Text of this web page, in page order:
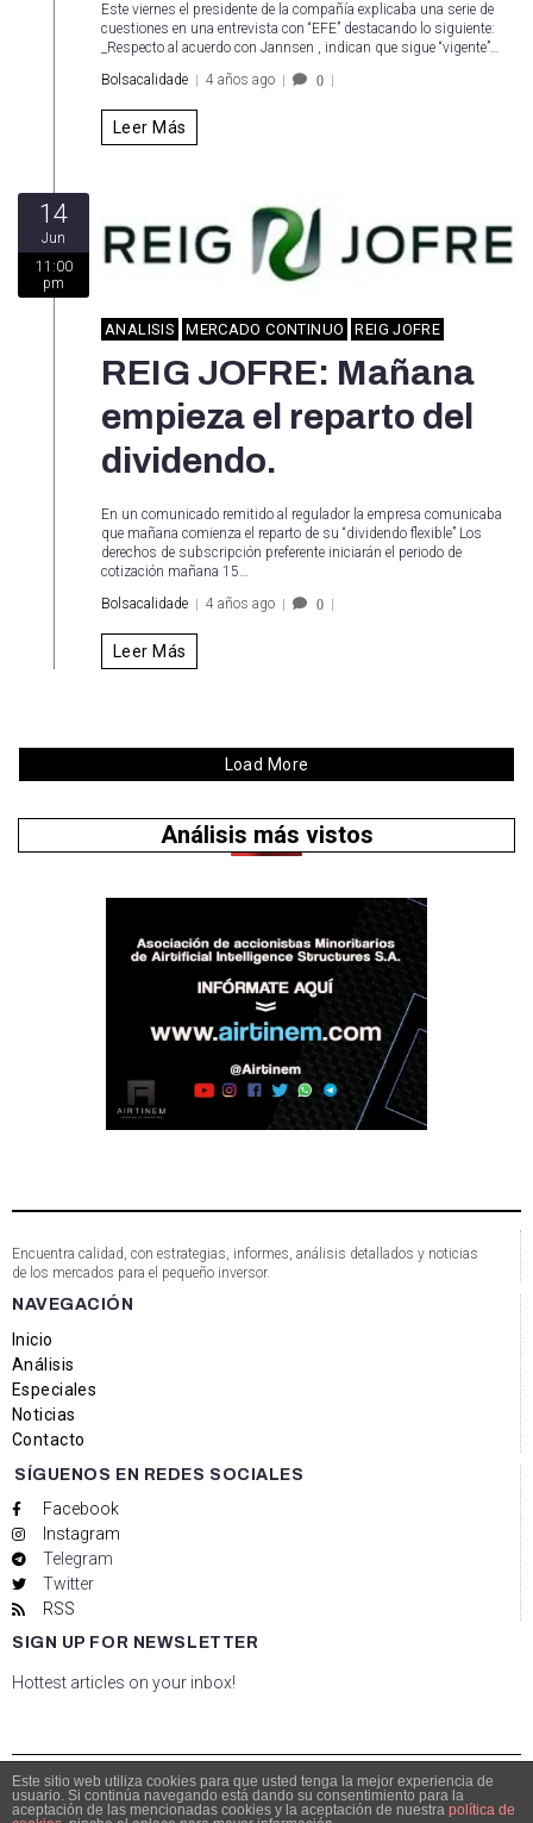
Este viernes el presidente de la compañía explicaba una serie de
cuestiones en una entrevista con “EFE” destacando lo siguiente:
_Respecto al acuerdo con Jannsen , indican que sigue “vigente”…
Bolsacalidade
4 años ago 0
Leer Más
14
Jun
11:00
pm
ANALISIS MERCADO CONTINUO REIG JOFRE
REIG JOFRE: Mañana
empieza el reparto del
dividendo.
En un comunicado remitido al regulador la empresa comunicaba
que mañana comienza el reparto de su “dividendo flexible” Los
derechos de subscripción preferente iniciarán el periodo de
cotización mañana 15…
Bolsacalidade
4 años ago 0
Leer Más
Load More
Análisis más vistos
Encuentra calidad, con estrategias, informes, análisis detallados y noticias
de los mercados para el pequeño inversor.
NAVEGACIÓN
Inicio
Análisis
Especiales
Noticias
Contacto
SÍGUENOS EN REDES SOCIALES
Facebook
Instagram
Telegram
Twitter
RSS
SIGN UP FOR NEWSLETTER
Hottest articles on your inbox!
© Copyright 2021 Bolsacalidade Contactoinfo@bolsacalidade.es
Este sitio web utiliza cookies para que usted tenga la mejor experiencia de
usuario. Si continúa navegando está dando su consentimiento para la
aceptación de las mencionadas cookies y la aceptación de nuestra política de